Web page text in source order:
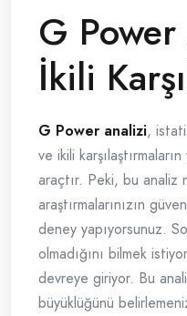
G
İkili
G Power analizi,
ve ikili
araçtır. Peki, bu analiz
araştırmalarınızın
deney yapıyorsunuz.
olmadığını bilmek
devreye giriyor. Bu
büyüklüğünü